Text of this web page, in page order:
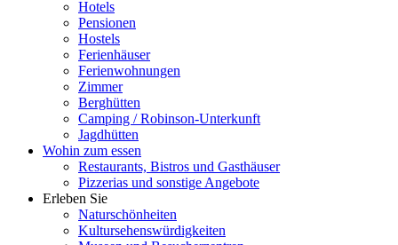
Hotels
Pensionen
Hostels
Ferienhäuser
Ferienwohnungen
Zimmer
Berghütten
Camping / Robinson-Unterkunft
Jagdhütten
Wohin zum essen
Restaurants, Bistros und Gasthäuser
Pizzerias und sonstige Angebote
Erleben Sie
Naturschönheiten
Kultursehenswürdigkeiten